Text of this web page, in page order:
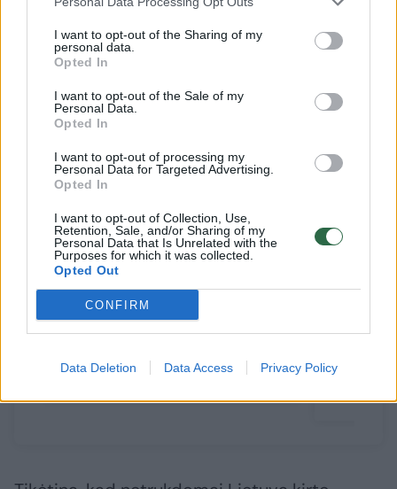
I want to opt-out of the Sharing of my
personal data.
Opted In
I want to opt-out of the Sale of my
Personal Data.
Opted In
I want to opt-out of processing my
Personal Data for Targeted Advertising.
Opted In
I want to opt-out of Collection, Use,
Retention, Sale, and/or Sharing of my
Personal Data that Is Unrelated with the
Purposes for which it was collected.
Opted Out
CONFIRM
Data Deletion Data Access Privacy Policy
Susiję straipsniai
Lenkai Lietuvos
pasieniečiams savaitgalį
grąžino 8 migrantus,
lauką